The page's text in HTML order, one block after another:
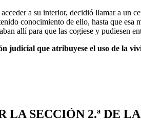
a su interior, decidió llamar a un
conocimiento de ello, hasta que esa
allí para que las cogiese y pudiesen
judicial que atribuyese el uso de la
LA SECCIÓN 2.ª DE